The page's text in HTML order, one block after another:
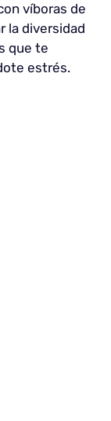
víboras de
la diversidad
que te
estrés.